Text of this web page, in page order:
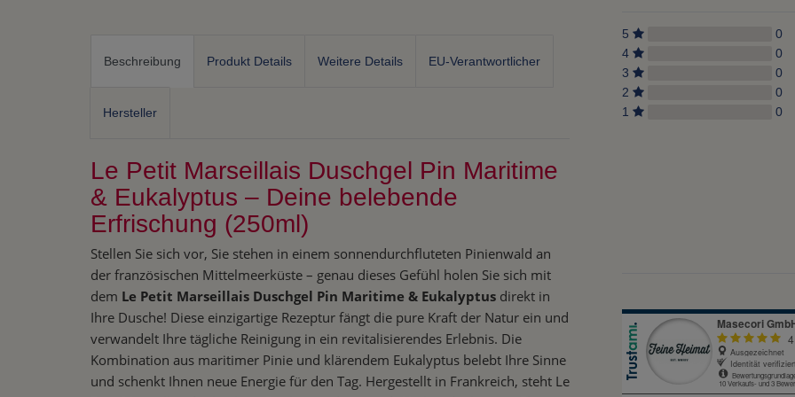
Beschreibung Produkt Details Weitere Details EU-Verantwortlicher
Hersteller
Le Petit Marseillais Duschgel Pin Maritime
& Eukalyptus – Deine belebende
Erfrischung (250ml)
Stellen Sie sich vor, Sie stehen in einem sonnendurchfluteten Pinienwald an
der französischen Mittelmeerküste – genau dieses Gefühl holen Sie sich mit
dem Le Petit Marseillais Duschgel Pin Maritime & Eukalyptus direkt in
Ihre Dusche! Diese einzigartige Rezeptur fängt die pure Kraft der Natur ein und
verwandelt Ihre tägliche Reinigung in ein revitalisierendes Erlebnis. Die
Kombination aus maritimer Pinie und klärendem Eukalyptus belebt Ihre Sinne
und schenkt Ihnen neue Energie für den Tag. Hergestellt in Frankreich, steht Le
5
0
4
0
3
0
2
0
1
0